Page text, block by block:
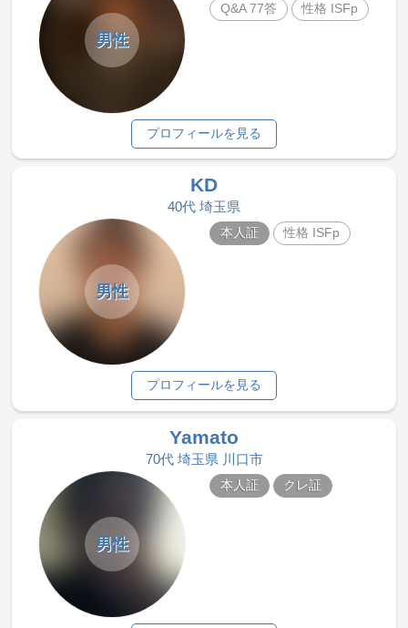
男性
Q&A 77答
性格 ISFp
プロフィールを見る
KD
40代 埼玉県
男性
本人証 性格 ISFp
プロフィールを見る
Yamato
70代 埼玉県 川口市
男性
本人証 クレ証